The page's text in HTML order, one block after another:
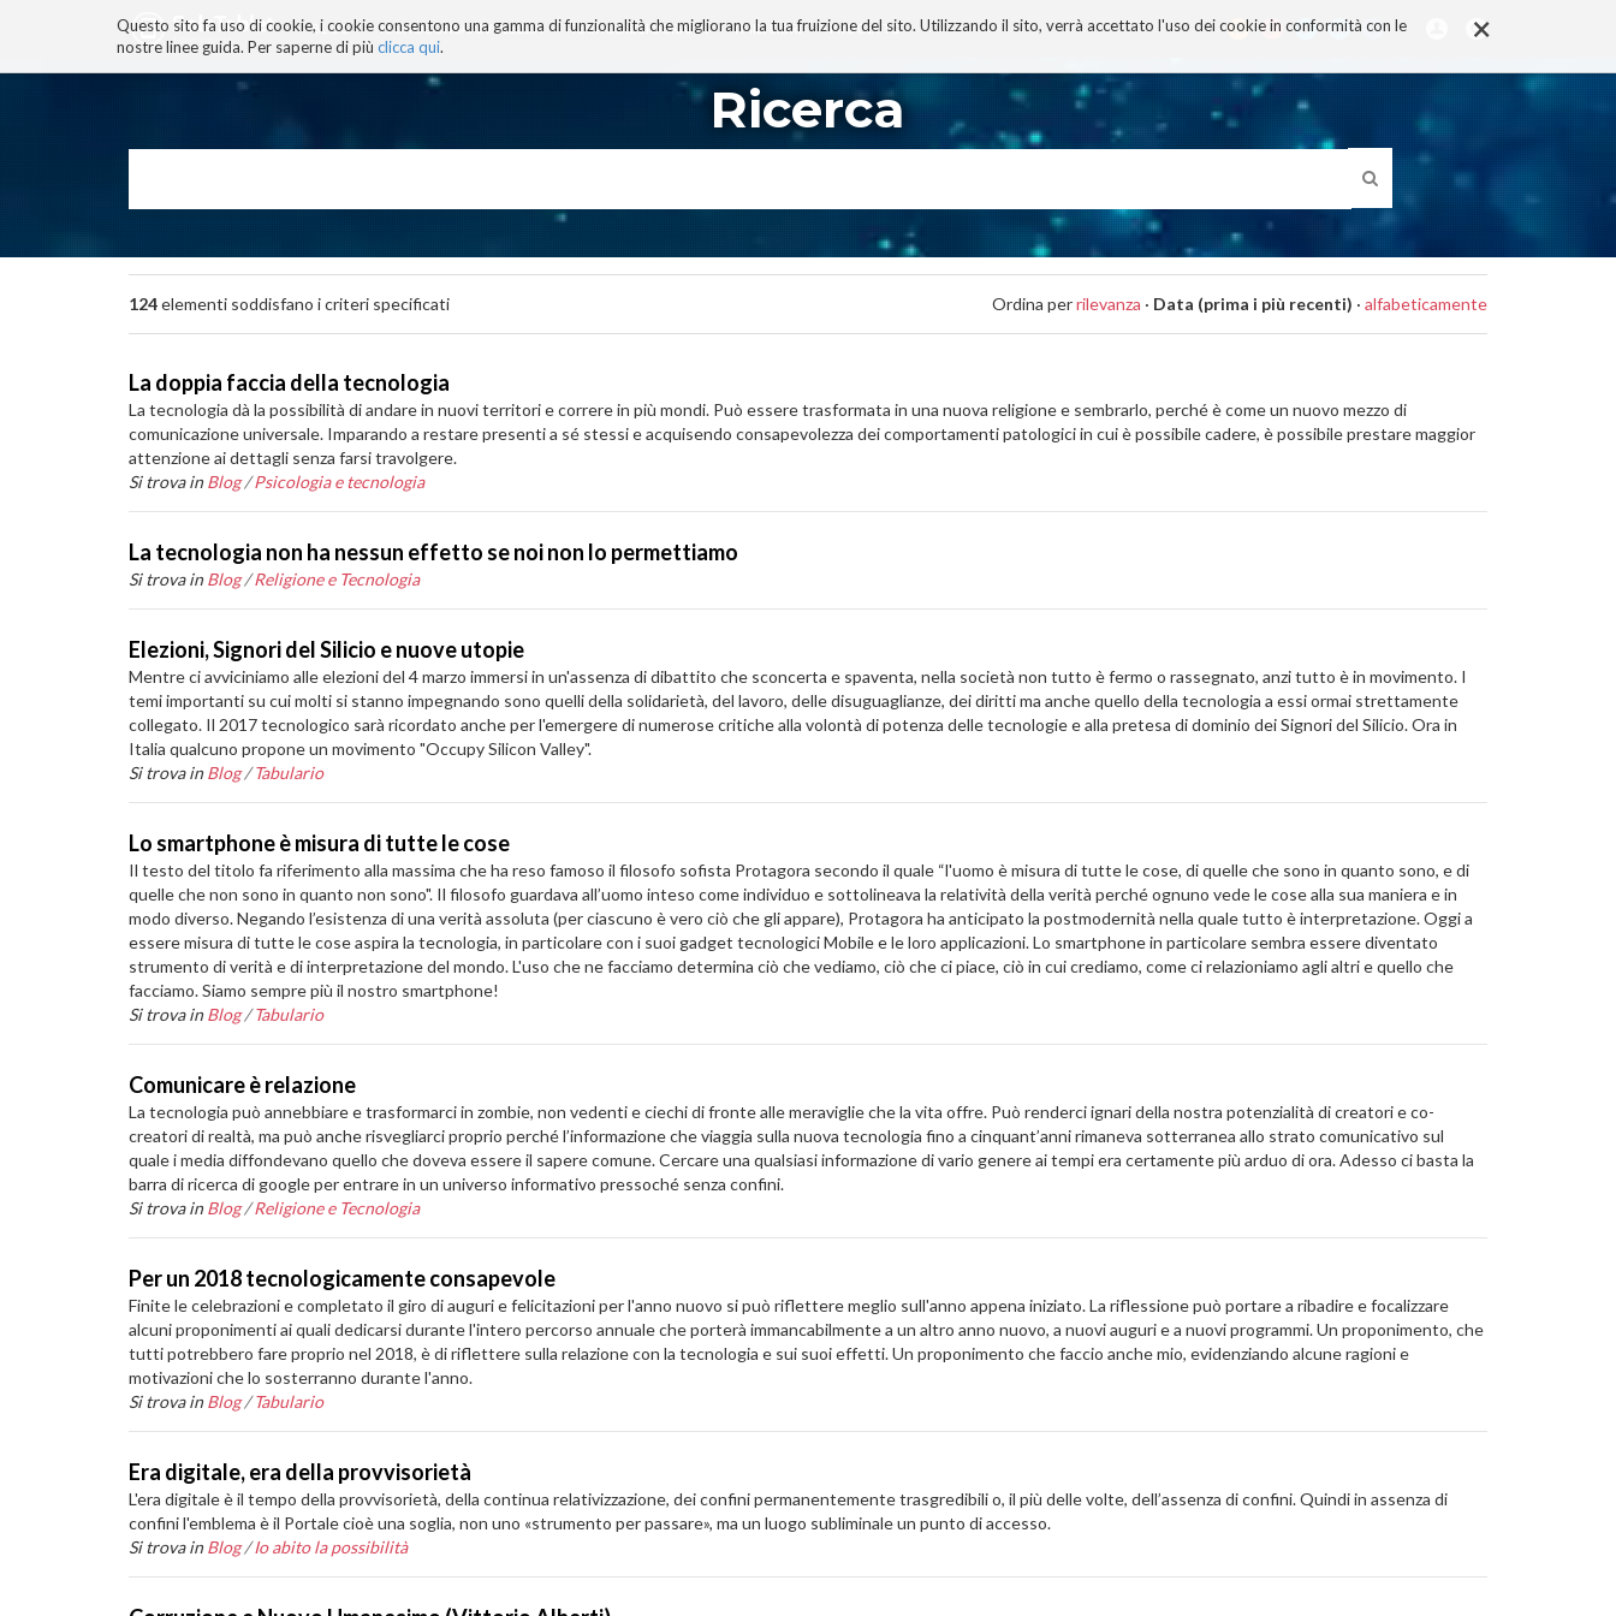
×
Questo sito fa uso di cookie, i cookie consentono una gamma di funzionalità che migliorano la tua fruizione del sito. Utilizzando il sito, verrà accettato l'uso dei cookie in conformità con le
nostre linee guida. Per saperne di più clicca qui.
BLOG TECNOCONSAPEVOLEZZA TECNOBIBLIOGRAFIA I MIEI LIBRI PROGETTO
navigazione
Ricerca
124elementi soddisfano i criteri specificati Ordina perrilevanza · Data (prima i più recenti) · alfabeticamente
La doppia faccia della tecnologia
La tecnologia dà la possibilità di andare in nuovi territori e correre in più mondi. Può essere trasformata in una nuova religione e sembrarlo, perché è come un nuovo mezzo di
comunicazione universale. Imparando a restare presenti a sé stessi e acquisendo consapevolezza dei comportamenti patologici in cui è possibile cadere, è possibile prestare maggior
attenzione ai dettagli senza farsi travolgere.
Si trova in Blog /Psicologia e tecnologia
La tecnologia non ha nessun effetto se noi non lo permettiamo
Si trova in Blog /Religione e Tecnologia
Elezioni, Signori del Silicio e nuove utopie
Mentre ci avviciniamo alle elezioni del 4 marzo immersi in un'assenza di dibattito che sconcerta e spaventa, nella società non tutto è fermo o rassegnato, anzi tutto è in movimento. I
temi importanti su cui molti si stanno impegnando sono quelli della solidarietà, del lavoro, delle disuguaglianze, dei diritti ma anche quello della tecnologia a essi ormai strettamente
collegato. Il 2017 tecnologico sarà ricordato anche per l'emergere di numerose critiche alla volontà di potenza delle tecnologie e alla pretesa di dominio dei Signori del Silicio. Ora in
Italia qualcuno propone un movimento "Occupy Silicon Valley".
Si trova in Blog /Tabulario
Lo smartphone è misura di tutte le cose
Il testo del titolo fa riferimento alla massima che ha reso famoso il filosofo sofista Protagora secondo il quale “l'uomo è misura di tutte le cose, di quelle che sono in quanto sono, e di
quelle che non sono in quanto non sono". Il filosofo guardava all’uomo inteso come individuo e sottolineava la relatività della verità perché ognuno vede le cose alla sua maniera e in
modo diverso. Negando l’esistenza di una verità assoluta (per ciascuno è vero ciò che gli appare), Protagora ha anticipato la postmodernità nella quale tutto è interpretazione. Oggi a
essere misura di tutte le cose aspira la tecnologia, in particolare con i suoi gadget tecnologici Mobile e le loro applicazioni. Lo smartphone in particolare sembra essere diventato
strumento di verità e di interpretazione del mondo. L'uso che ne facciamo determina ciò che vediamo, ciò che ci piace, ciò in cui crediamo, come ci relazioniamo agli altri e quello che
facciamo. Siamo sempre più il nostro smartphone!
Si trova in Blog /Tabulario
Comunicare è relazione
La tecnologia può annebbiare e trasformarci in zombie, non vedenti e ciechi di fronte alle meraviglie che la vita offre. Può renderci ignari della nostra potenzialità di creatori e co-
creatori di realtà, ma può anche risvegliarci proprio perché l’informazione che viaggia sulla nuova tecnologia fino a cinquant’anni rimaneva sotterranea allo strato comunicativo sul
quale i media diffondevano quello che doveva essere il sapere comune. Cercare una qualsiasi informazione di vario genere ai tempi era certamente più arduo di ora. Adesso ci basta la
barra di ricerca di google per entrare in un universo informativo pressoché senza confini.
Si trova in Blog /Religione e Tecnologia
Per un 2018 tecnologicamente consapevole
Finite le celebrazioni e completato il giro di auguri e felicitazioni per l'anno nuovo si può riflettere meglio sull'anno appena iniziato. La riflessione può portare a ribadire e focalizzare
alcuni proponimenti ai quali dedicarsi durante l'intero percorso annuale che porterà immancabilmente a un altro anno nuovo, a nuovi auguri e a nuovi programmi. Un proponimento, che
tutti potrebbero fare proprio nel 2018, è di riflettere sulla relazione con la tecnologia e sui suoi effetti. Un proponimento che faccio anche mio, evidenziando alcune ragioni e
motivazioni che lo sosterranno durante l'anno.
Si trova in Blog /Tabulario
Era digitale, era della provvisorietà
L'era digitale è il tempo della provvisorietà, della continua relativizzazione, dei confini permanentemente trasgredibili o, il più delle volte, dell’assenza di confini. Quindi in assenza di
confini l'emblema è il Portale cioè una soglia, non uno «strumento per passare», ma un luogo subliminale un punto di accesso.
Si trova in Blog /Io abito la possibilità